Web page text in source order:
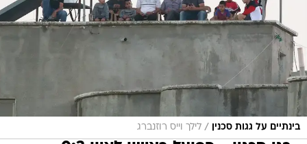
בינתיים על גגות סכנין / לילך וייס רוזנברג